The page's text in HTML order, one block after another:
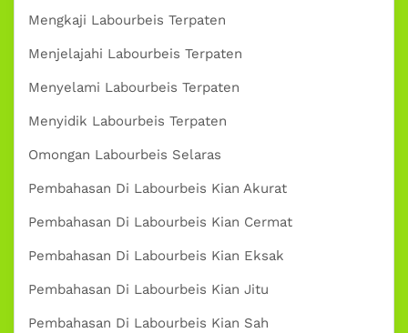
Mengkaji Labourbeis Terpaten
Menjelajahi Labourbeis Terpaten
Menyelami Labourbeis Terpaten
Menyidik Labourbeis Terpaten
Omongan Labourbeis Selaras
Pembahasan Di Labourbeis Kian Akurat
Pembahasan Di Labourbeis Kian Cermat
Pembahasan Di Labourbeis Kian Eksak
Pembahasan Di Labourbeis Kian Jitu
Pembahasan Di Labourbeis Kian Sah